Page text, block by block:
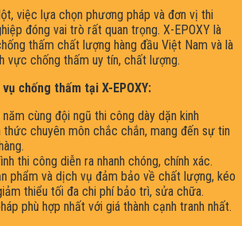
việc lựa chọn phương pháp và đơn vị thi
đóng vai trò rất quan trọng. X-EPOXY là
thấm chất lượng hàng đầu Việt Nam và là
vực chống thấm uy tín, chất lượng.
chống thấm tại X-EPOXY:
năm cùng đội ngũ thi công dày dặn kinh
thức chuyên môn chắc chắn, mang đến sự tin
thi công diễn ra nhanh chóng, chính xác.
phẩm và dịch vụ đảm bảo về chất lượng, kéo
thiểu tối đa chi phí bảo trì, sửa chữa.
phù hợp nhất với giá thành cạnh tranh nhất.